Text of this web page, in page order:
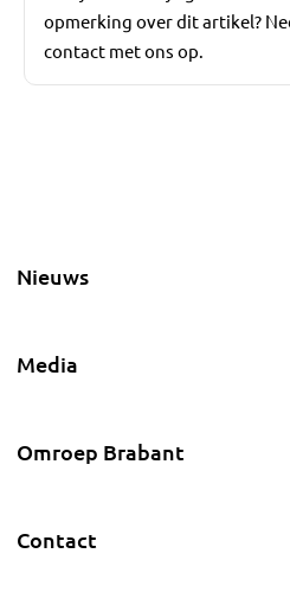
opmerking over dit artikel?
contact met ons op.
Nieuws
Media
Omroep Brabant
Contact